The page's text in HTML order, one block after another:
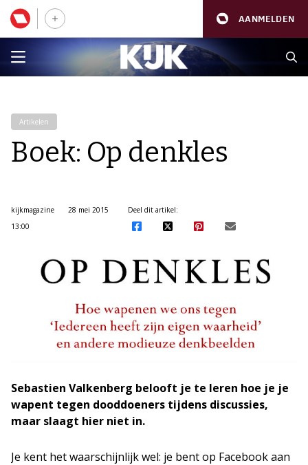
AANMELDEN
Artikelen
Boek: Op denkles
kijkmagazine
28 mei 2015
13:00
Deel dit artikel:
Sebastien Valkenberg belooft je te leren hoe je je
wapent tegen dooddoeners tijdens discussies,
maar slaagt hier niet in.
Je kent het waarschijnlijk wel: je bent op Facebook aan